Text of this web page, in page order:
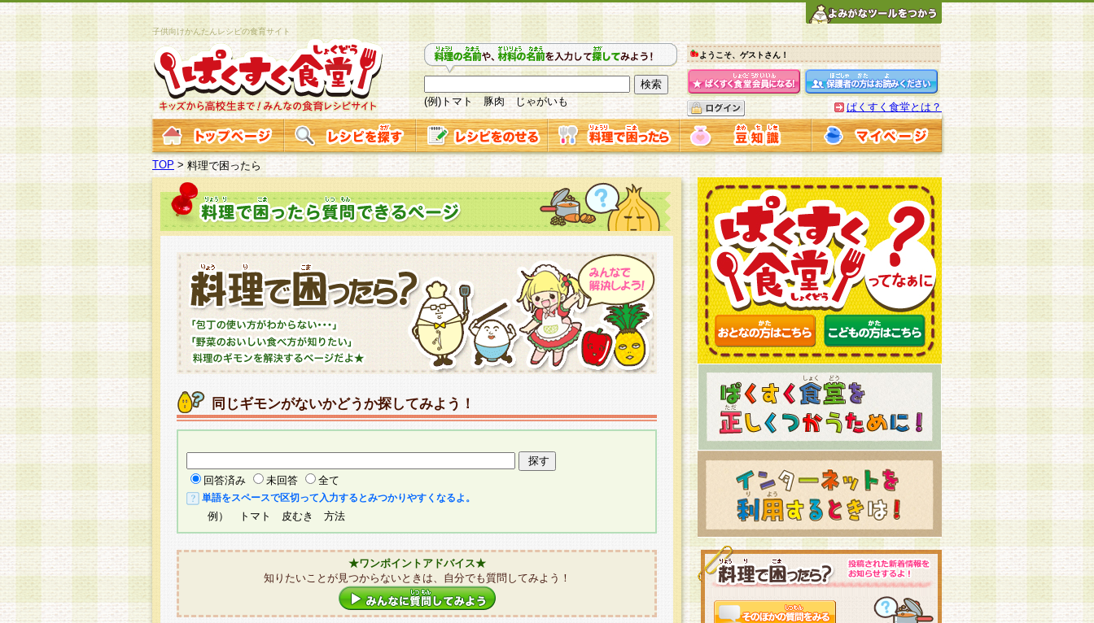
子供向けかんたんレシピの食育サイト
(例)トマト 豚肉 じゃがいも
ようこそ、ゲストさん！
ぱくすく食堂とは？
TOP > 料理で困ったら
同じギモンがないかどうか探してみよう！
回答済み 未回答 全て
単語をスペースで区切って入力するとみつかりやすくなるよ。
例） トマト 皮むき 方法
★ワンポイントアドバイス★
知りたいことが見つからないときは、自分でも質問してみよう！